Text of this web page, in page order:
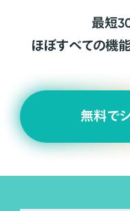
最短
ほぼすべての機能
無料で